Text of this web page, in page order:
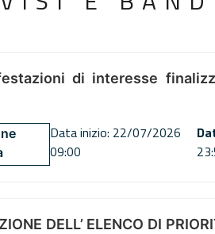
di interesse
Data inizio: 22/07/2026
09:00
DELL’ ELENCO DI